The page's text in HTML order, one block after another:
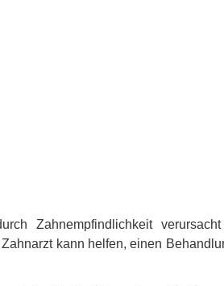
Zahnempfindlichkeit
kann helfen, einen